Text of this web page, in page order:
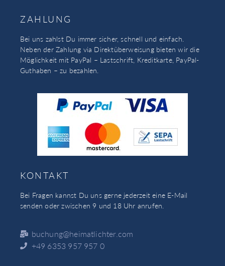
ZAHLUNG
Bei uns zahlst Du immer sicher, schnell und einfach.
Neben der Zahlung via Direktüberweisung bieten wir die
Möglichkeit mit PayPal – Lastschrift, Kreditkarte, PayPal-
Guthaben – zu bezahlen.
KONTAKT
Bei Fragen kannst Du uns gerne jederzeit eine E-Mail
senden oder zwischen 9 und 18 Uhr anrufen.
buchung@heimatlichter.com
+49 6353 957 957 0